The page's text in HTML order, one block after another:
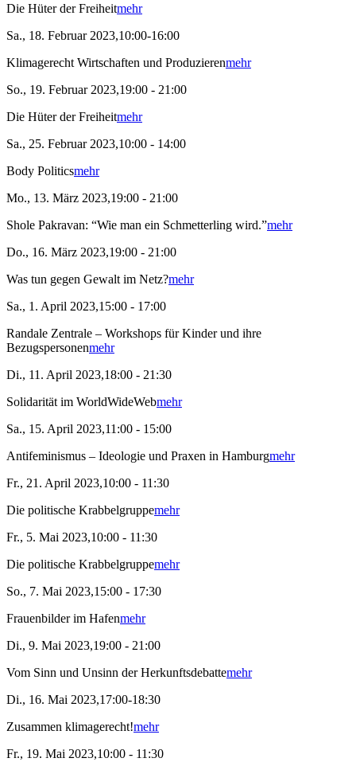
Die Hüter der Freiheitmehr
Sa., 18. Februar 2023,10:00-16:00
Klimagerecht Wirtschaften und Produzierenmehr
So., 19. Februar 2023,19:00 - 21:00
Die Hüter der Freiheitmehr
Sa., 25. Februar 2023,10:00 - 14:00
Body Politicsmehr
Mo., 13. März 2023,19:00 - 21:00
Shole Pakravan: “Wie man ein Schmetterling wird.”mehr
Do., 16. März 2023,19:00 - 21:00
Was tun gegen Gewalt im Netz?mehr
Sa., 1. April 2023,15:00 - 17:00
Randale Zentrale – Workshops für Kinder und ihre
Bezugspersonenmehr
Di., 11. April 2023,18:00 - 21:30
Solidarität im WorldWideWebmehr
Sa., 15. April 2023,11:00 - 15:00
Antifeminismus – Ideologie und Praxen in Hamburgmehr
Fr., 21. April 2023,10:00 - 11:30
Die politische Krabbelgruppemehr
Fr., 5. Mai 2023,10:00 - 11:30
Die politische Krabbelgruppemehr
So., 7. Mai 2023,15:00 - 17:30
Frauenbilder im Hafenmehr
Di., 9. Mai 2023,19:00 - 21:00
Vom Sinn und Unsinn der Herkunftsdebattemehr
Di., 16. Mai 2023,17:00-18:30
Zusammen klimagerecht!mehr
Fr., 19. Mai 2023,10:00 - 11:30